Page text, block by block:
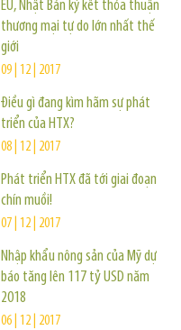
EU, Nhật Bản ký kết thỏa thuận
thương mại tự do lớn nhất thế
giới
09 | 12 | 2017
Điều gì đang kìm hãm sự phát
triển của HTX?
08 | 12 | 2017
Phát triển HTX đã tới giai đoạn
chín muồi!
07 | 12 | 2017
Nhập khẩu nông sản của Mỹ dự
báo tăng lên 117 tỷ USD năm
2018
06 | 12 | 2017